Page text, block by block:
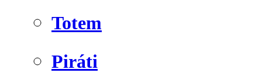
Totem
Piráti